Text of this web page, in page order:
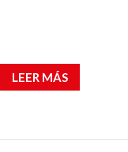
LEER MÁS